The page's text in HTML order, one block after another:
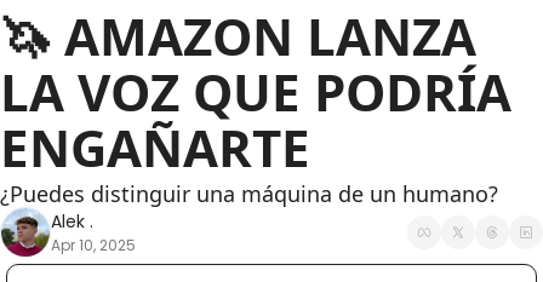
🦄 AMAZON LANZA
LA VOZ QUE PODRÍA
ENGAÑARTE
¿Puedes distinguir una máquina de un humano?
Alek .
Apr 10, 2025